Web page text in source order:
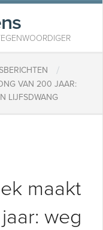
/
VAN 200 JAAR:
LIJFSDWANG
maakt
weg